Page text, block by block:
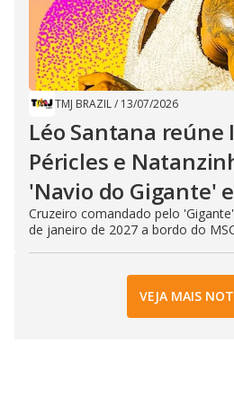
TMJ BRAZIL/ 13/07/2026
Léo Santana reúne
Péricles e
'Navio do Gigante'
Cruzeiro comandado pelo
de janeiro de 2027 a bordo do
VEJA MAIS